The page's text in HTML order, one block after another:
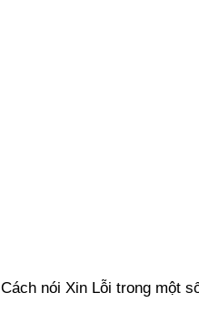
Cách nói Xin Lỗi trong một